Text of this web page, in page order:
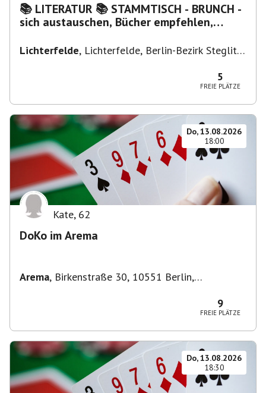
📚 LITERATUR 📚 STAMMTISCH - BRUNCH -
sich austauschen, Bücher empfehlen,
Lichterfelde, Lichterfelde, Berlin-Bezirk Steglitz-
5
FREIE PLÄTZE
Do, 13.08.2026
18:00
Kate, 62
DoKo im Arema
Arema, Birkenstraße 30, 10551 Berlin,
9
FREIE PLÄTZE
Do, 13.08.2026
18:30